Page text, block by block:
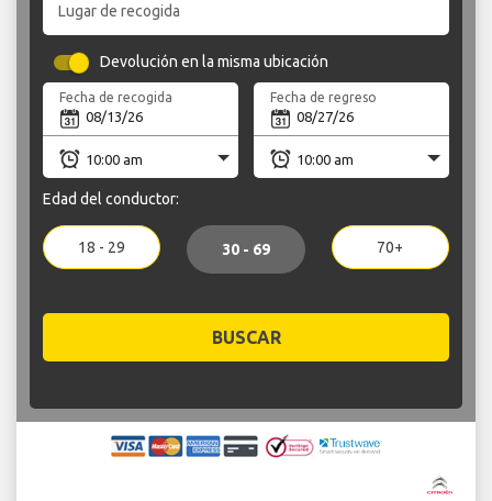
Lugar de recogida
Devolución en la misma ubicación
Fecha de recogida Fecha de regreso
Edad del conductor:
18 - 29 30 - 69 70+
BUSCAR